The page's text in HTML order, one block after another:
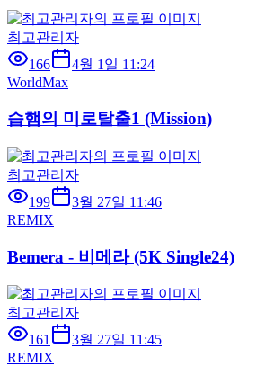
최고관리자
166
4월 1일 11:24
WorldMax
습햄의 미로탈출1 (Mission)
최고관리자
199
3월 27일 11:46
REMIX
Bemera - 비메라 (5K Single24)
최고관리자
161
3월 27일 11:45
REMIX